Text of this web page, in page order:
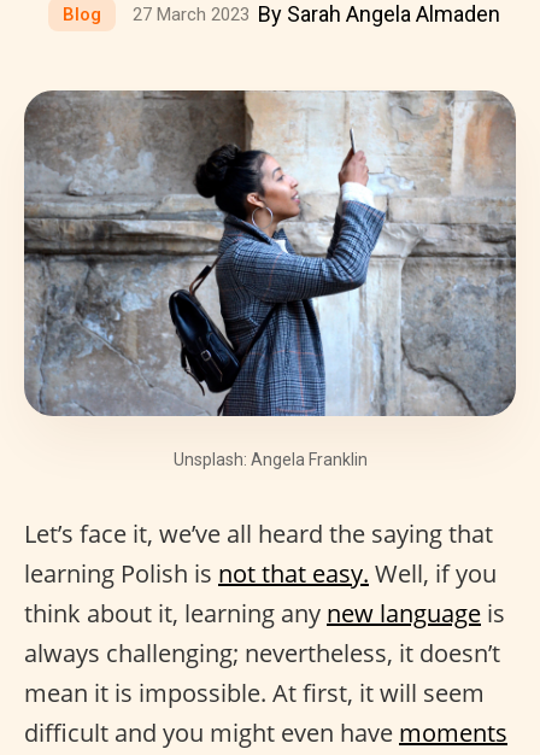
Blog 27 March 2023 By Sarah Angela Almaden
Unsplash: Angela Franklin
Let’s face it, we’ve all heard the saying that
learning Polish is not that easy. Well, if you
think about it, learning any new language is
always challenging; nevertheless, it doesn’t
mean it is impossible. At first, it will seem
difficult and you might even have moments